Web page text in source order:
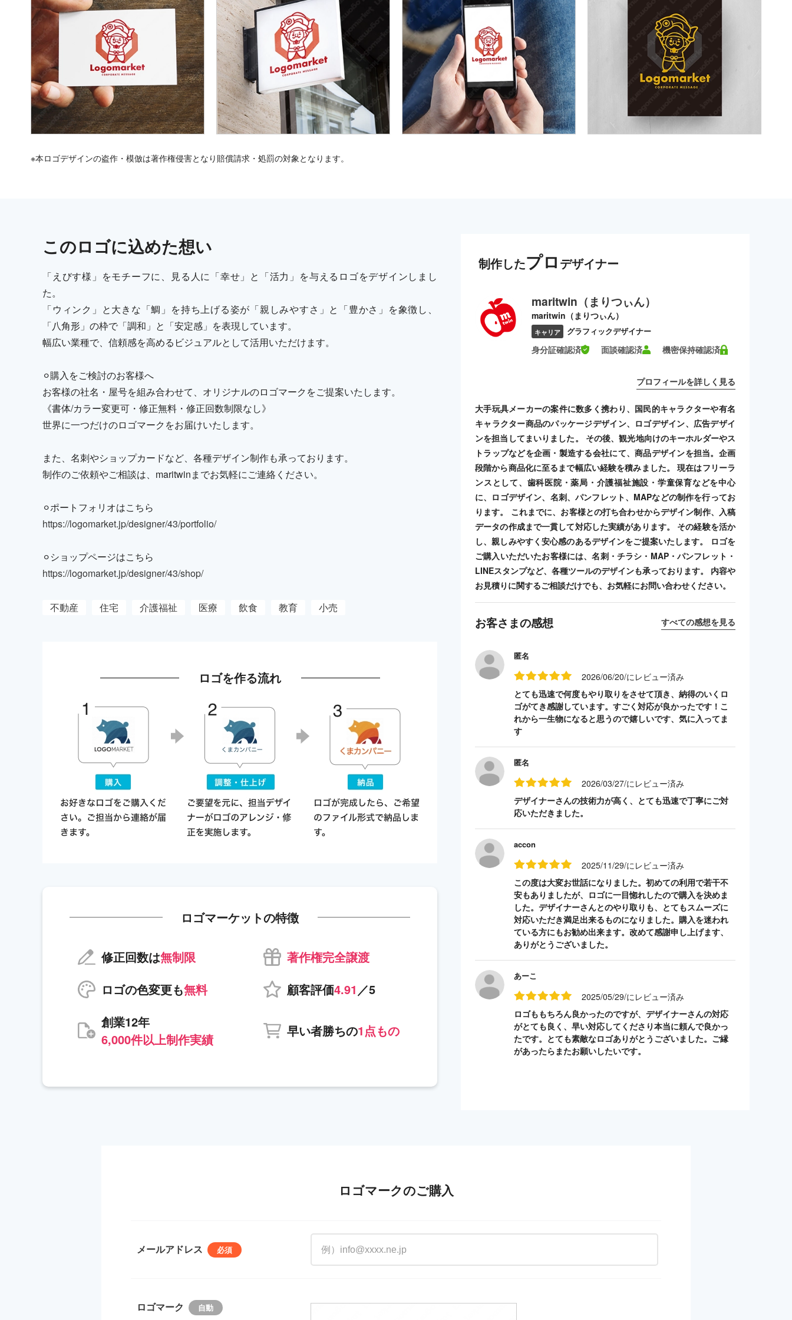
※本ロゴデザインの盗作・模倣は著作権侵害となり賠償請求・処罰の対象となります。
このロゴに込めた想い
「えびす様」をモチーフに、見る人に「幸せ」と「活力」を与えるロゴをデザインしまし
た。
「ウィンク」と大きな「鯛」を持ち上げる姿が「親しみやすさ」と「豊かさ」を象徴し、
「八角形」の枠で「調和」と「安定感」を表現しています。
幅広い業種で、信頼感を高めるビジュアルとして活用いただけます。
⚪︎購入をご検討のお客様へ
お客様の社名・屋号を組み合わせて、オリジナルのロゴマークをご提案いたします。
《書体/カラー変更可・修正無料・修正回数制限なし》
世界に一つだけのロゴマークをお届けいたします。
また、名刺やショップカードなど、各種デザイン制作も承っております。
制作のご依頼やご相談は、maritwinまでお気軽にご連絡ください。
⚪︎ポートフォリオはこちら
https://logomarket.jp/designer/43/portfolio/
⚪︎ショップページはこちら
https://logomarket.jp/designer/43/shop/
不動産 住宅 介護福祉 医療 飲食 教育 小売
ロゴを作る流れ
ロゴマーケットの特徴
修正回数は無制限
著作権完全譲渡
ロゴの色変更も無料 顧客評価4.91 ／5
創業12年
6,000件以上制作実績
早い者勝ちの1点もの
制作したプロ デザイナー
maritwin（まりつぃん）
maritwin（まりつぃん）
キャリア グラフィックデザイナー
身分証確認済 面談確認済 機密保持確認済
プロフィールを詳しく見る
大手玩具メーカーの案件に数多く携わり、国民的キャラクターや有名
キャラクター商品のパッケージデザイン、ロゴデザイン、広告デザイ
ンを担当してまいりました。 その後、観光地向けのキーホルダーやス
トラップなどを企画・製造する会社にて、商品デザインを担当。企画
段階から商品化に至るまで幅広い経験を積みました。 現在はフリーラ
ンスとして、歯科医院・薬局・介護福祉施設・学童保育などを中心
に、ロゴデザイン、名刺、パンフレット、MAPなどの制作を行ってお
ります。 これまでに、お客様との打ち合わせからデザイン制作、入稿
データの作成まで一貫して対応した実績があります。 その経験を活か
し、親しみやすく安心感のあるデザインをご提案いたします。 ロゴを
ご購入いただいたお客様には、名刺・チラシ・MAP・パンフレット・
LINEスタンプなど、各種ツールのデザインも承っております。 内容や
お見積りに関するご相談だけでも、お気軽にお問い合わせください。
お客さまの感想 すべての感想を見る
匿名
2026/06/20/にレビュー済み
とても迅速で何度もやり取りをさせて頂き、納得のいくロ
ゴがてき感謝しています。すごく対応が良かったです！こ
れから一生物になると思うので嬉しいです、気に入ってま
す
匿名
2026/03/27/にレビュー済み
デザイナーさんの技術力が高く、とても迅速で丁寧にご対
応いただきました。
accon
2025/11/29/にレビュー済み
この度は大変お世話になりました。初めての利用で若干不
安もありましたが、ロゴに一目惚れしたので購入を決めま
した。デザイナーさんとのやり取りも、とてもスムーズに
対応いただき満足出来るものになりました。購入を迷われ
ている方にもお勧め出来ます。改めて感謝申し上げます、
ありがとうございました。
あーこ
2025/05/29/にレビュー済み
ロゴももちろん良かったのですが、デザイナーさんの対応
がとても良く、早い対応してくださり本当に頼んで良かっ
たです。とても素敵なロゴありがとうございました。ご縁
があったらまたお願いしたいです。
ロゴマークのご購入
メールアドレス
ロゴマーク